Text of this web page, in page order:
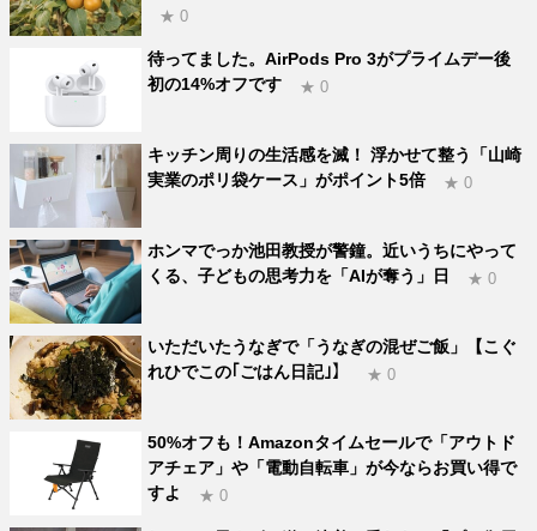
★ 0
待ってました。AirPods Pro 3がプライムデー後
初の14%オフです
★ 0
キッチン周りの生活感を滅！ 浮かせて整う「山崎
実業のポリ袋ケース」がポイント5倍
★ 0
ホンマでっか池田教授が警鐘。近いうちにやって
くる、子どもの思考力を「AIが奪う」日
★ 0
いただいたうなぎで「うなぎの混ぜご飯」【こぐ
れひでこの｢ごはん日記｣】
★ 0
50%オフも！Amazonタイムセールで「アウトド
アチェア」や「電動自転車」が今ならお買い得で
すよ
★ 0